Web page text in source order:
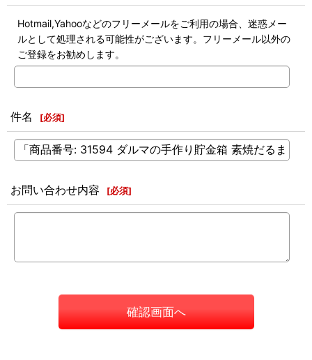
Hotmail,Yahooなどのフリーメールをご利用の場合、迷惑メー
ルとして処理される可能性がございます。フリーメール以外の
ご登録をお勧めします。
件名 [必須]
お問い合わせ内容 [必須]
確認画面へ